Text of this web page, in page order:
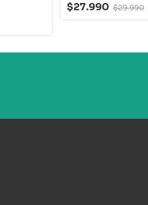
$27.990 $29.990